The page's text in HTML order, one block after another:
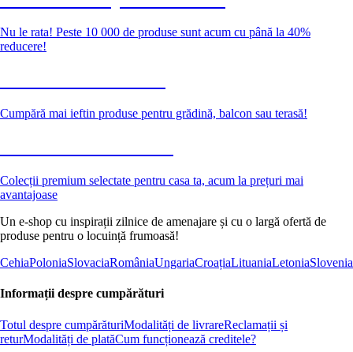
Nu le rata! Peste 10 000 de produse sunt acum cu până la 40%
reducere!
Cumpără mai ieftin produse pentru grădină, balcon sau terasă!
Colecții premium selectate pentru casa ta, acum la prețuri mai
avantajoase
Un e-shop cu inspirații zilnice de amenajare și cu o largă ofertă de
produse pentru o locuință frumoasă!
CehiaPoloniaSlovaciaRomâniaUngariaCroațiaLituaniaLetoniaSlovenia
Informații despre cumpărături
Totul despre cumpărăturiModalități de livrareReclamații și
returModalități de platăCum funcționează creditele?